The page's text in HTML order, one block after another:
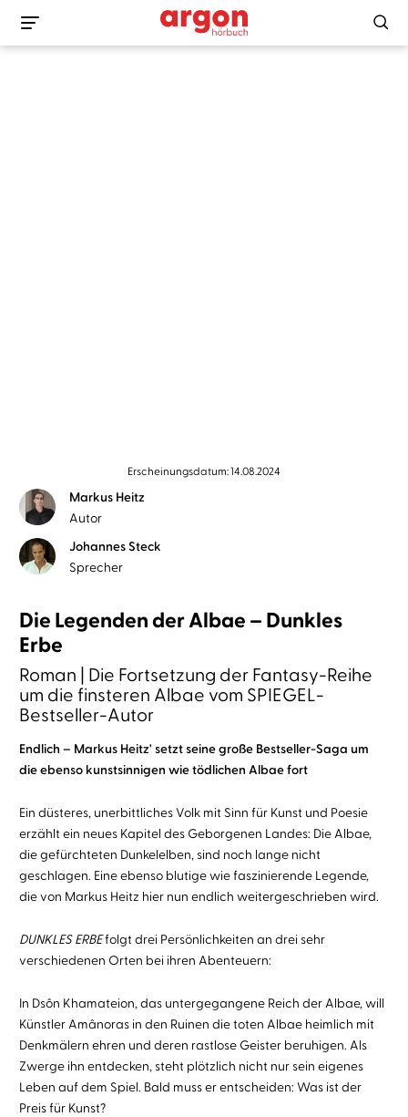
Erscheinungsdatum: 14.08.2024
Markus Heitz
Autor
Johannes Steck
Sprecher
Die Legenden der Albae – Dunkles
Erbe
Roman | Die Fortsetzung der Fantasy-Reihe
um die finsteren Albae vom SPIEGEL-
Bestseller-Autor
Endlich – Markus Heitz' setzt seine große Bestseller-Saga um
die ebenso kunstsinnigen wie tödlichen Albae fort
Ein düsteres, unerbittliches Volk mit Sinn für Kunst und Poesie
erzählt ein neues Kapitel des Geborgenen Landes: Die Albae,
die gefürchteten Dunkelelben, sind noch lange nicht
geschlagen. Eine ebenso blutige wie faszinierende Legende,
die von Markus Heitz hier nun endlich weitergeschrieben wird.
DUNKLES ERBEfolgt drei Persönlichkeiten an drei sehr
verschiedenen Orten bei ihren Abenteuern:
In Dsôn Khamateion, das untergegangene Reich der Albae, will
Künstler Amânoras in den Ruinen die toten Albae heimlich mit
Denkmälern ehren und deren rastlose Geister beruhigen. Als
Zwerge ihn entdecken, steht plötzlich nicht nur sein eigenes
Leben auf dem Spiel. Bald muss er entscheiden: Was ist der
Preis für Kunst?